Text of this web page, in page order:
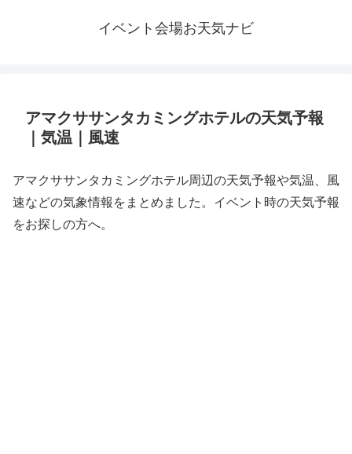
イベント会場お天気ナビ
アマクササンタカミングホテルの天気予報
｜気温｜風速
アマクササンタカミングホテル周辺の天気予報や気温、風
速などの気象情報をまとめました。イベント時の天気予報
をお探しの方へ。